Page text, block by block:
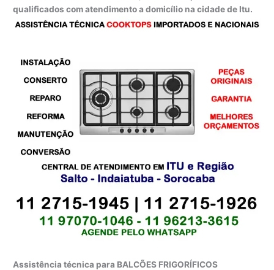
qualificados com atendimento a domicílio na cidade de Itu.
Assistência técnica para BALCÕES FRIGORÍFICOS